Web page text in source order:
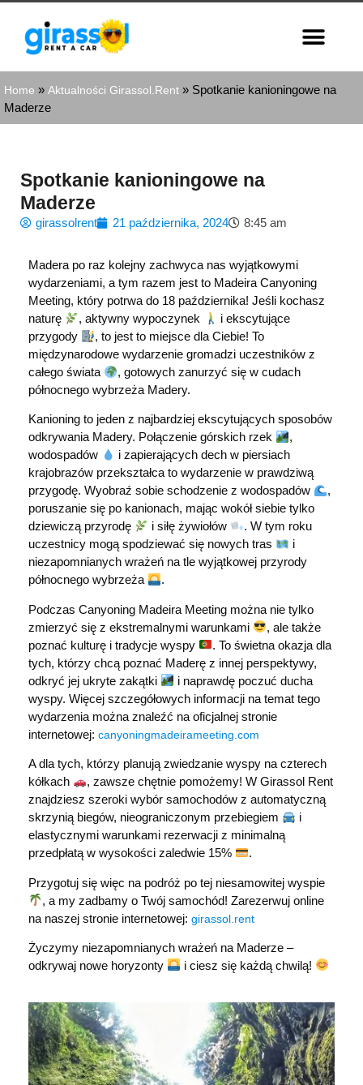
Home » Aktualności Girassol.Rent » Spotkanie kanioningowe na
Maderze
Spotkanie kanioningowe na
Maderze
girassolrent 21 października, 2024 8:45 am
Madera po raz kolejny zachwyca nas wyjątkowymi
wydarzeniami, a tym razem jest to Madeira Canyoning
Meeting, który potrwa do 18 października! Jeśli kochasz
naturę
, aktywny wypoczynek
i ekscytujące
przygody
, to jest to miejsce dla Ciebie! To
międzynarodowe wydarzenie gromadzi uczestników z
całego świata
, gotowych zanurzyć się w cudach
północnego wybrzeża Madery.
Kanioning to jeden z najbardziej ekscytujących sposobów
odkrywania Madery. Połączenie górskich rzek
,
wodospadów
i zapierających dech w piersiach
krajobrazów przekształca to wydarzenie w prawdziwą
przygodę. Wyobraź sobie schodzenie z wodospadów
,
poruszanie się po kanionach, mając wokół siebie tylko
dziewiczą przyrodę
i siłę żywiołów
. W tym roku
uczestnicy mogą spodziewać się nowych tras
i
niezapomnianych wrażeń na tle wyjątkowej przyrody
północnego wybrzeża
.
Podczas Canyoning Madeira Meeting można nie tylko
zmierzyć się z ekstremalnymi warunkami
, ale także
poznać kulturę i tradycje wyspy
. To świetna okazja dla
tych, którzy chcą poznać Maderę z innej perspektywy,
odkryć jej ukryte zakątki
i naprawdę poczuć ducha
wyspy. Więcej szczegółowych informacji na temat tego
wydarzenia można znaleźć na oficjalnej stronie
internetowej: canyoningmadeirameeting.com
A dla tych, którzy planują zwiedzanie wyspy na czterech
kółkach
, zawsze chętnie pomożemy! W Girassol Rent
znajdziesz szeroki wybór samochodów z automatyczną
skrzynią biegów, nieograniczonym przebiegiem
i
elastycznymi warunkami rezerwacji z minimalną
przedpłatą w wysokości zaledwie 15%
.
Przygotuj się więc na podróż po tej niesamowitej wyspie
, a my zadbamy o Twój samochód! Zarezerwuj online
na naszej stronie internetowej: girassol.rent
Życzymy niezapomnianych wrażeń na Maderze –
odkrywaj nowe horyzonty
i ciesz się każdą chwilą!